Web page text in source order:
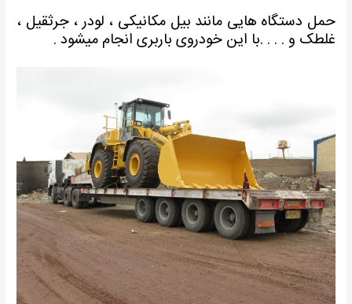
دستگاه هایی مانند بیل مکانیکی ، لودر ، جرثقیل ،
و . . . .با این خودروی باربری انجام میشود .